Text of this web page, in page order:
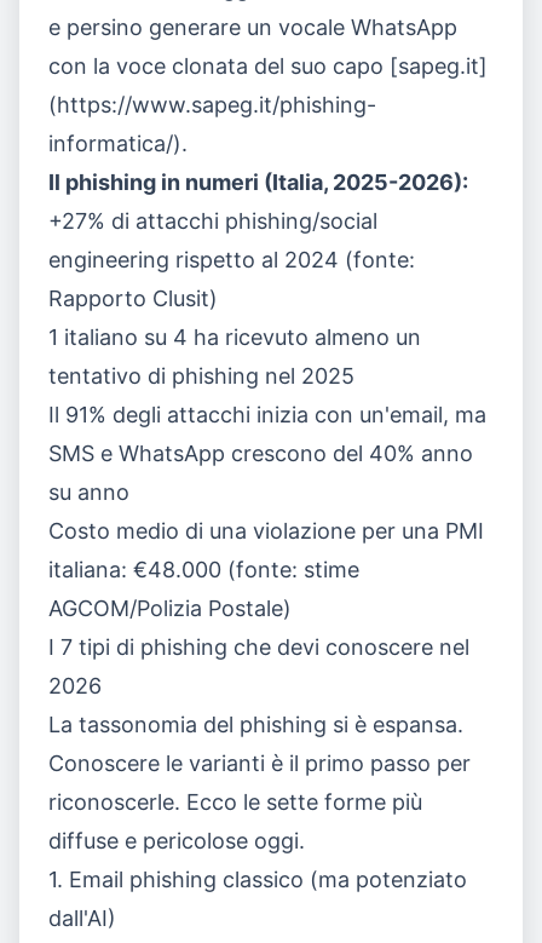
e persino generare un vocale WhatsApp
con la voce clonata del suo capo [sapeg.it]
(https://www.sapeg.it/phishing-
informatica/).
Il phishing in numeri (Italia, 2025-2026):
+27% di attacchi phishing/social
engineering rispetto al 2024 (fonte:
Rapporto Clusit)
1 italiano su 4 ha ricevuto almeno un
tentativo di phishing nel 2025
Il 91% degli attacchi inizia con un'email, ma
SMS e WhatsApp crescono del 40% anno
su anno
Costo medio di una violazione per una PMI
italiana: €48.000 (fonte: stime
AGCOM/Polizia Postale)
I 7 tipi di phishing che devi conoscere nel
2026
La tassonomia del phishing si è espansa.
Conoscere le varianti è il primo passo per
riconoscerle. Ecco le sette forme più
diffuse e pericolose oggi.
1. Email phishing classico (ma potenziato
dall'AI)